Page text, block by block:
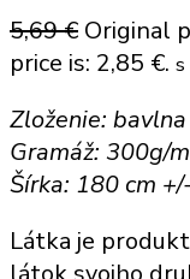
5,69€ Original
price is: 2,85 €.
Zloženie:
Gramáž: 300g/
Šírka: 180 cm
Látka je